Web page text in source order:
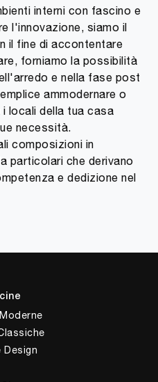
interni con fascino e
l'innovazione, siamo il
il fine di accontentare
forniamo la possibilità
e nella fase post
ammodernare o
locali della tua casa
necessità.
composizioni in
particolari che derivano
e dedizione nel
Design